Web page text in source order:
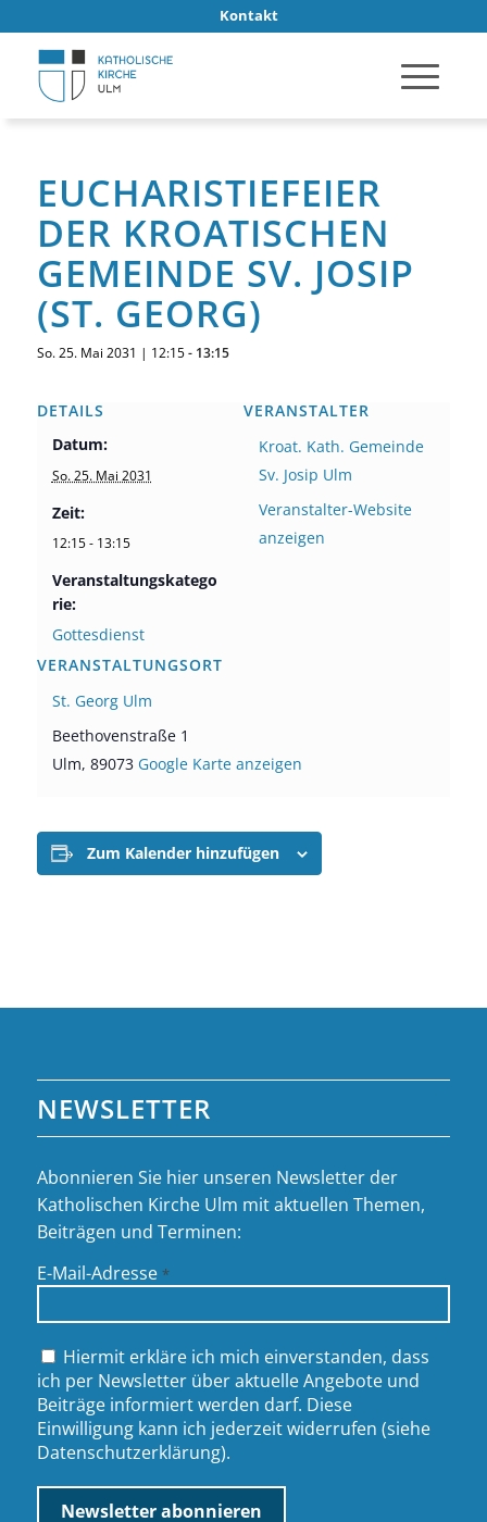
Kontakt
EUCHARISTIEFEIER
DER KROATISCHEN
GEMEINDE SV. JOSIP
(ST. GEORG)
So. 25. Mai 2031 | 12:15- 13:15
DETAILS
Datum:
So. 25. Mai 2031
Zeit:
12:15 - 13:15
Veranstaltungskatego
rie:
Gottesdienst
VERANSTALTUNGSORT
St. Georg Ulm
Beethovenstraße 1
Ulm, 89073 Google Karte anzeigen
VERANSTALTER
Kroat. Kath. Gemeinde
Sv. Josip Ulm
Veranstalter-Website
anzeigen
Zum Kalender hinzufügen
NEWSLETTER
Abonnieren Sie hier unseren Newsletter der
Katholischen Kirche Ulm mit aktuellen Themen,
Beiträgen und Terminen:
E-Mail-Adresse *
Hiermit erkläre ich mich einverstanden, dass
ich per Newsletter über aktuelle Angebote und
Beiträge informiert werden darf. Diese
Einwilligung kann ich jederzeit widerrufen (siehe
Datenschutzerklärung).